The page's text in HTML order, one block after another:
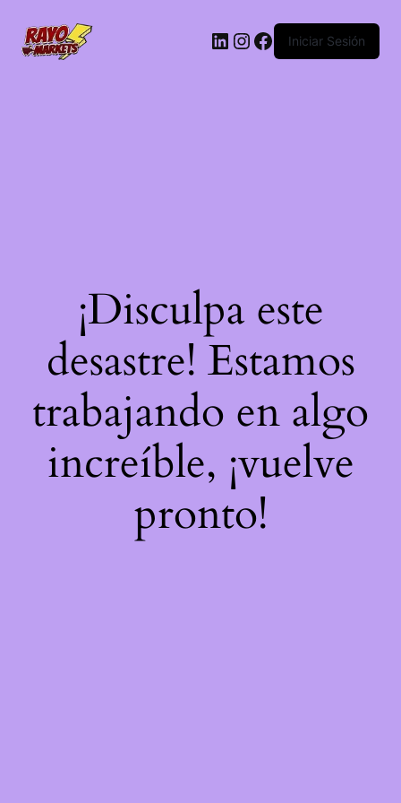
LinkedIn
Instagram
Facebook
Iniciar Sesión
¡Disculpa este
desastre! Estamos
trabajando en algo
increíble, ¡vuelve
pronto!